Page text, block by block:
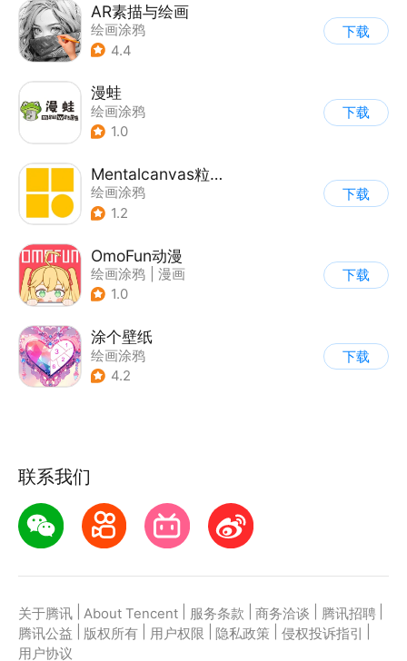
AR素描与绘画
绘画涂鸦
4.4
下载
漫蛙
绘画涂鸦
1.0
下载
Mentalcanvas粒子绘画
绘画涂鸦
1.2
下载
OmoFun动漫
绘画涂鸦
漫画
1.0
下载
涂个壁纸
绘画涂鸦
4.2
下载
联系我们
关于腾讯 About Tencent 服务条款 商务洽谈 腾讯招聘
腾讯公益
版权所有 用户权限 隐私政策 侵权投诉指引
用户协议